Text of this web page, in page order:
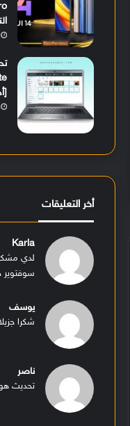
أخر التعليقات
Karla
لدي
سوفتوير
يوسف
شكرا
ناصر
تحديث